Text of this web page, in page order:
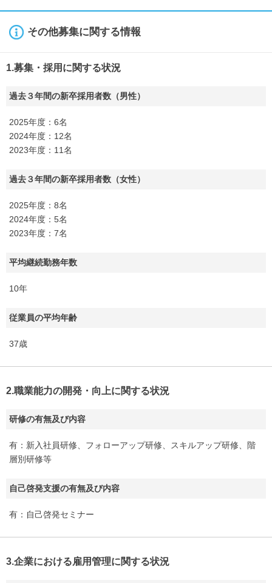
その他募集に関する情報
1.募集・採用に関する状況
過去３年間の新卒採用者数（男性）
2025年度：6名
2024年度：12名
2023年度：11名
過去３年間の新卒採用者数（女性）
2025年度：8名
2024年度：5名
2023年度：7名
平均継続勤務年数
10年
従業員の平均年齢
37歳
2.職業能力の開発・向上に関する状況
研修の有無及び内容
有：新入社員研修、フォローアップ研修、スキルアップ研修、階
層別研修等
自己啓発支援の有無及び内容
有：自己啓発セミナー
3.企業における雇用管理に関する状況